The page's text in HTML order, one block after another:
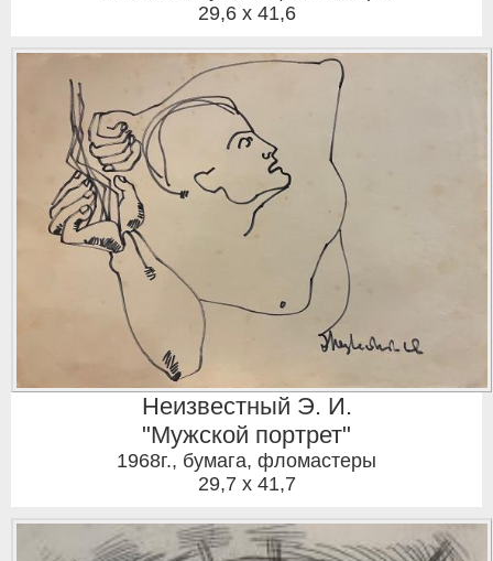
29,6 x 41,6
Неизвестный Э. И.
"Мужской портрет"
1968г., бумага, фломастеры
29,7 x 41,7